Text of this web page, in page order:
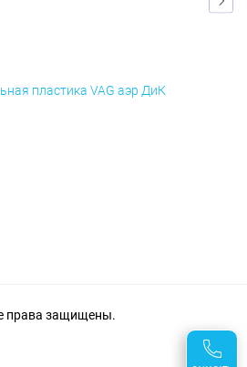
пластика VAG аэр ДиК
права защищены.